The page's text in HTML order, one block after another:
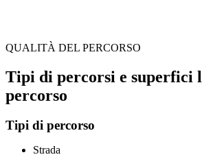
QUALITÀ DEL PERCORSO
Tipi di percorsi e superfici
percorso
Tipi di percorso
Strada